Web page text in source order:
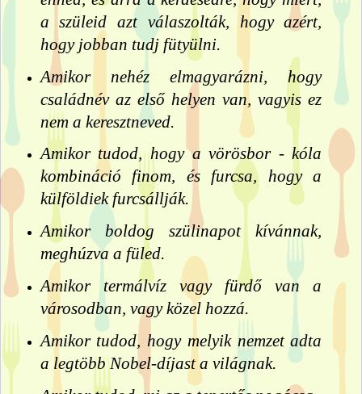
a szüleid azt válaszolták, hogy azért,
hogy jobban tudj fütyülni.
Amikor nehéz elmagyarázni, hogy
családnév az első helyen van, vagyis ez
nem a keresztneved.
Amikor tudod, hogy a vörösbor - kóla
kombináció finom, és furcsa, hogy a
külföldiek furcsállják.
Amikor boldog szülinapot kívánnak,
meghúzva a füled.
Amikor termálvíz vagy fürdő van a
városodban, vagy közel hozzá.
Amikor tudod, hogy melyik nemzet adta
a legtöbb Nobel-díjast a világnak.